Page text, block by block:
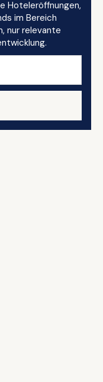
Hoteleröffnungen,
im Bereich
nur relevante